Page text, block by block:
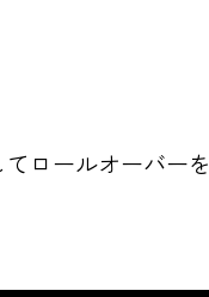
ロールオーバー